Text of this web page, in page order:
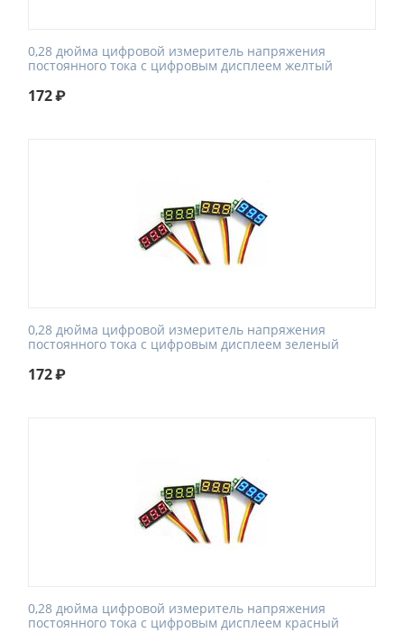
0,28 дюйма цифровой измеритель напряжения
постоянного тока с цифровым дисплеем желтый
172₽
0,28 дюйма цифровой измеритель напряжения
постоянного тока с цифровым дисплеем зеленый
172₽
0,28 дюйма цифровой измеритель напряжения
постоянного тока с цифровым дисплеем красный